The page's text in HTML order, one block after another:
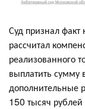
Суд признал
рассчитал
реализованного
выплатить сумму
дополнительные
150 тысяч